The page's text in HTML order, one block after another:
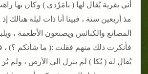
أني بقرية يُقال لها ( بامَرْدى ) وكان بها
مذ أربعين سنة ، فبينا أنا ذات ليلة هنالك
المصانع والكنائس ويصنعون الأطعمة ،
فأنكرت ذلك منهم فقلت :( ما شأنكم ؟) ،
يُقال له ( بُكا ) لم ينزل الى الأرض ، ولم يُرَ